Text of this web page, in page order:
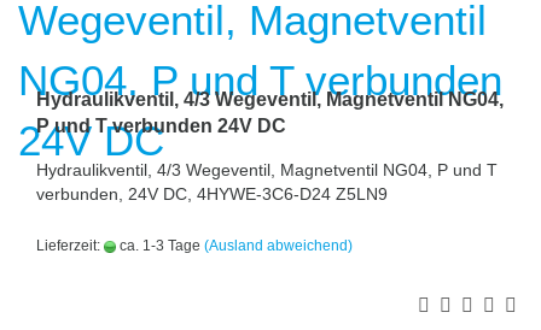
Hydraulikventil, 4/3 Wegeventil, Magnetventil NG04,
P und T verbunden 24V DC
Hydraulikventil, 4/3 Wegeventil, Magnetventil NG04, P und T
verbunden, 24V DC, 4HYWE-3C6-D24 Z5LN9
Lieferzeit: ca. 1-3 Tage (Ausland abweichend)